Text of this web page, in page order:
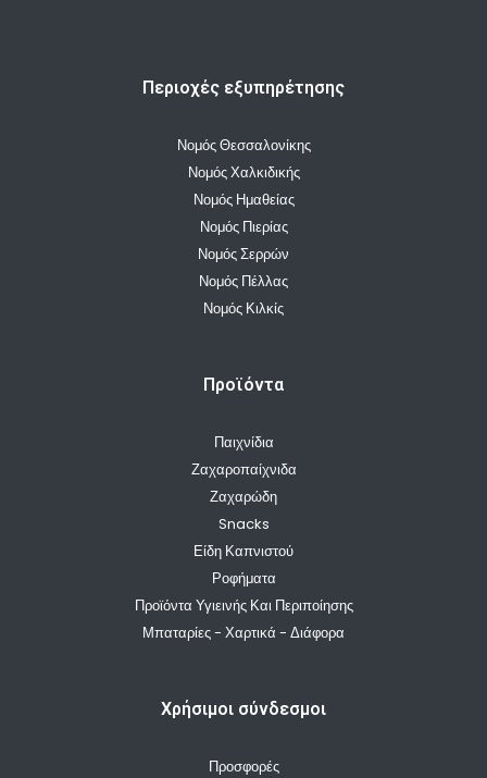
Περιοχές εξυπηρέτησης
Νομός Θεσσαλονίκης
Νομός Χαλκιδικής
Νομός Ημαθείας
Νομός Πιερίας
Νομός Σερρών
Νομός Πέλλας
Νομός Κιλκίς
Προϊόντα
Παιχνίδια
Ζαχαροπαίχνιδα
Ζαχαρώδη
Snacks
Είδη Καπνιστού
Ροφήματα
Προϊόντα Υγιεινής Και Περιποίησης
Μπαταρίες - Χαρτικά - Διάφορα
Χρήσιμοι σύνδεσμοι
Προσφορές